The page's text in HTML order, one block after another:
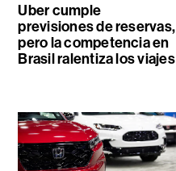
Uber cumple
previsiones de reservas,
pero la competencia en
Brasil ralentiza los viajes